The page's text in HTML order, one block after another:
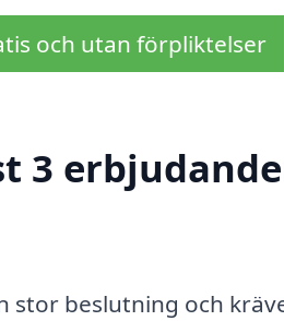
och utan förpliktelser
3
stor beslutning och